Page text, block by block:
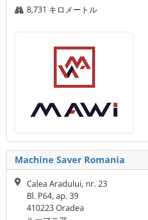
8,731 キロメートル
Machine Saver Romania
Calea Aradului, nr. 23
Bl. P64, ap. 39
410223 Oradea